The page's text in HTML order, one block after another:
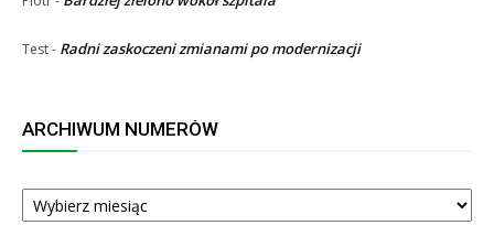
Test- Radni zaskoczeni zmianami po modernizacji
ARCHIWUM NUMERÓW
ARCHIWUM
NUMERÓW